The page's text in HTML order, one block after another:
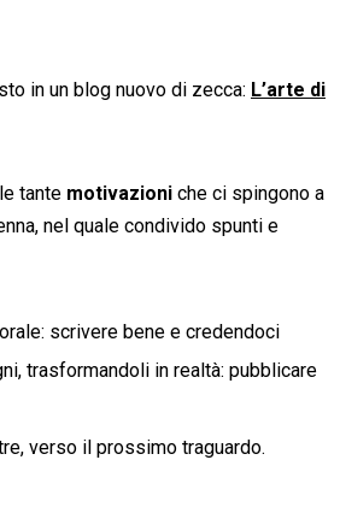
in un blog nuovo di zecca: L’arte di
tante motivazioni che ci spingono a
nel quale condivido spunti e
scrivere bene e credendoci
trasformandoli in realtà: pubblicare
verso il prossimo traguardo.